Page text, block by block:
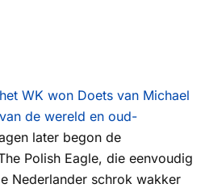
WK won Doets van Michael
de wereld en oud-
later begon de
Polish Eagle, die eenvoudig
Nederlander schrok wakker